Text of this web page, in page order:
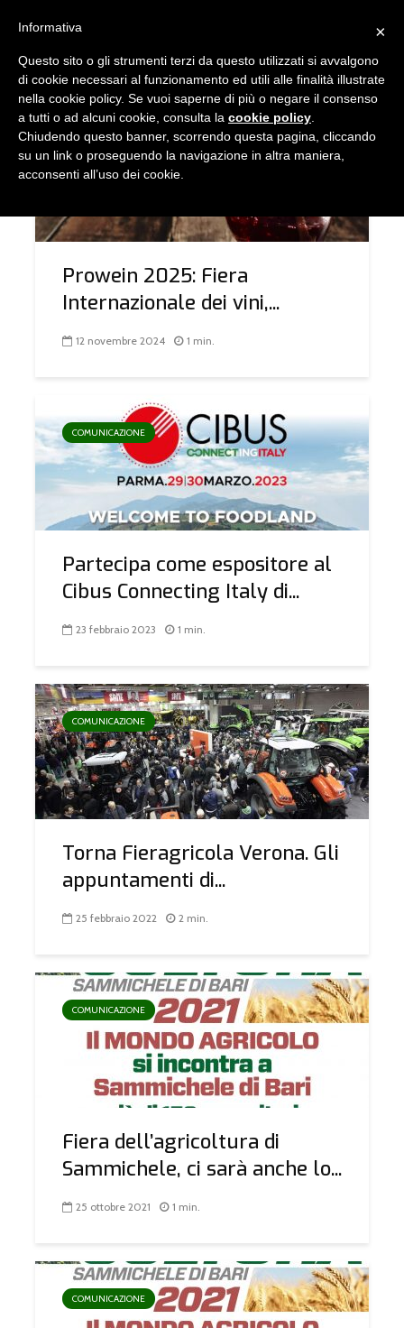
TAG - FIERA
COMUNICAZIONE
Prowein 2025: Fiera
Internazionale dei vini,...
12 novembre 2024 1 min.
COMUNICAZIONE
Partecipa come espositore al
Cibus Connecting Italy di...
23 febbraio 2023 1 min.
COMUNICAZIONE
Torna Fieragricola Verona. Gli
appuntamenti di...
25 febbraio 2022 2 min.
COMUNICAZIONE
Fiera dell’agricoltura di
Sammichele, ci sarà anche lo...
25 ottobre 2021 1 min.
COMUNICAZIONE
×
Informativa
Questo sito o gli strumenti terzi da questo utilizzati si avvalgono
di cookie necessari al funzionamento ed utili alle finalità illustrate
nella cookie policy. Se vuoi saperne di più o negare il consenso
a tutti o ad alcuni cookie, consulta la cookie policy
Chiudendo questo banner, scorrendo questa pagina, cliccando
su un link o proseguendo la navigazione in altra maniera,
acconsenti all’uso dei cookie.